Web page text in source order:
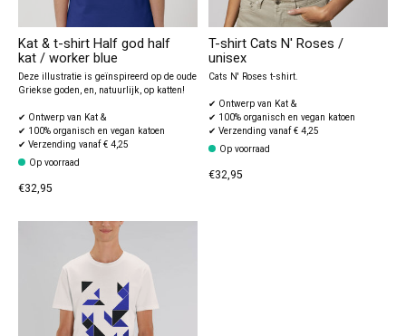
Kat & t-shirt Half god half
kat / worker blue
Deze illustratie is geïnspireerd op de oude
Griekse goden, en, natuurlijk, op katten!
✔ Ontwerp van Kat &
✔ 100% organisch en vegan katoen
✔ Verzending vanaf € 4,25
Op voorraad
€32,95
T-shirt Cats N' Roses /
unisex
Cats N' Roses t-shirt.
✔ Ontwerp van Kat &
✔ 100% organisch en vegan katoen
✔ Verzending vanaf € 4,25
Op voorraad
€32,95